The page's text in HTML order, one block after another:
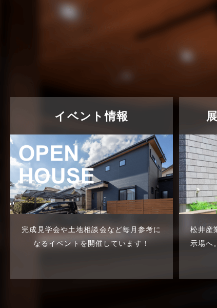
三郷中央駅店-ブログ
介護施設経営活用事例
住宅に関するよくある質問
吉川市
吉川店-ブログ
商品情報
土地に関するよくある質問
2025年9月
2025年4月
2025年2月
2025年1月
2024年12月
2024年11月
2024年10月
イベント情報
完成見学会や土地相談会など毎月参考に
なるイベントを開催しています！
松井産
示場へ。